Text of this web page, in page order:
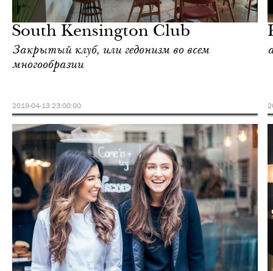
South Kensington Club
Закрытый клуб, или гедонизм во всем
многообразии
2019-04-13 23:00:00